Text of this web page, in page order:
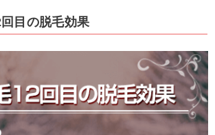
目の脱毛効果